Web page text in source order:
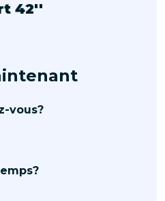
42''
vous?